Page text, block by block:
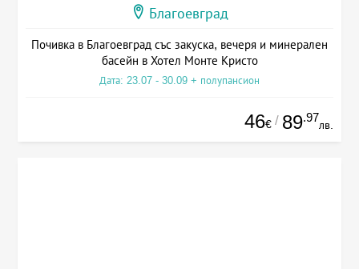
Благоевград
Почивка в Благоевград със закуска, вечеря и минерален
басейн в Хотел Монте Кристо
Дата: 23.07 - 30.09 + полупансион
46€ / 89.97
лв.